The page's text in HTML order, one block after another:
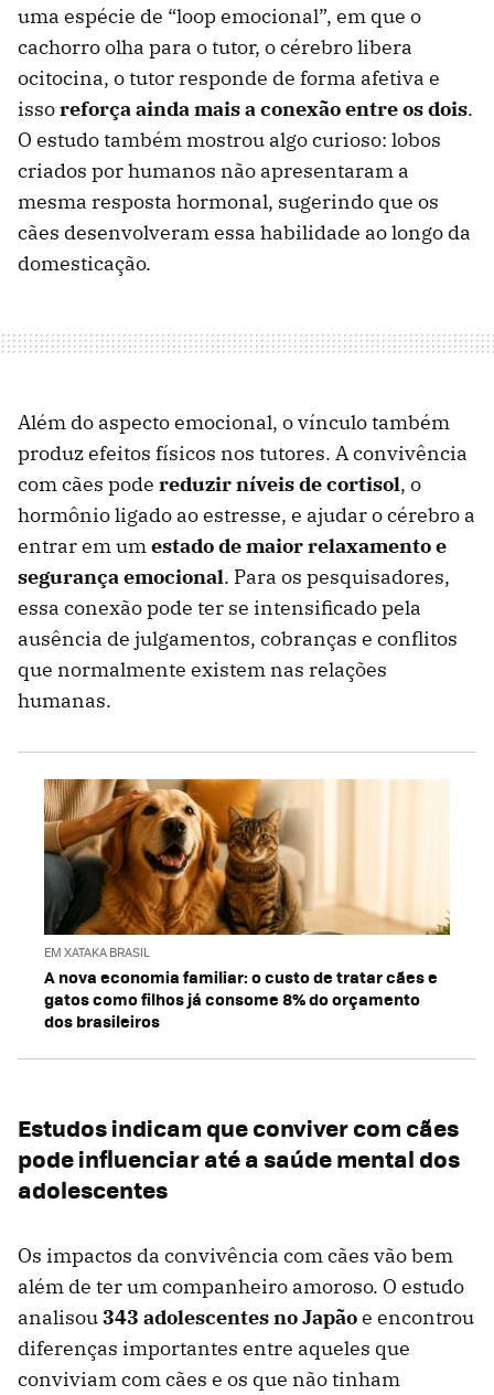
uma espécie de “loop emocional”, em que o
cachorro olha para o tutor, o cérebro libera
ocitocina, o tutor responde de forma afetiva e
issoreforça ainda mais a conexão entre os dois.
O estudo também mostrou algo curioso: lobos
criados por humanos não apresentaram a
mesma resposta hormonal, sugerindo que os
cães desenvolveram essa habilidade ao longo da
domesticação.
Além do aspecto emocional, o vínculo também
produz efeitos físicos nos tutores. A convivência
com cães pode reduzir níveis de cortisol, o
hormônio ligado ao estresse, e ajudar o cérebro a
entrar em umestado de maior relaxamento e
segurança emocional. Para os pesquisadores,
essa conexão pode ter se intensificado pela
ausência de julgamentos, cobranças e conflitos
que normalmente existem nas relações
humanas.
EM XATAKA BRASIL
A nova economia familiar: o custo de tratar cães e
gatos como filhos já consome 8% do orçamento
dos brasileiros
Estudos indicam que conviver com cães
pode influenciar até a saúde mental dos
adolescentes
Os impactos da convivência com cães vão bem
além de ter um companheiro amoroso. O estudo
analisou343 adolescentes no Japãoe encontrou
diferenças importantes entre aqueles que
conviviam com cães e os que não tinham